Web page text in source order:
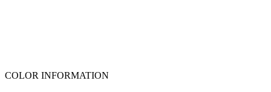
COLOR INFORMATION